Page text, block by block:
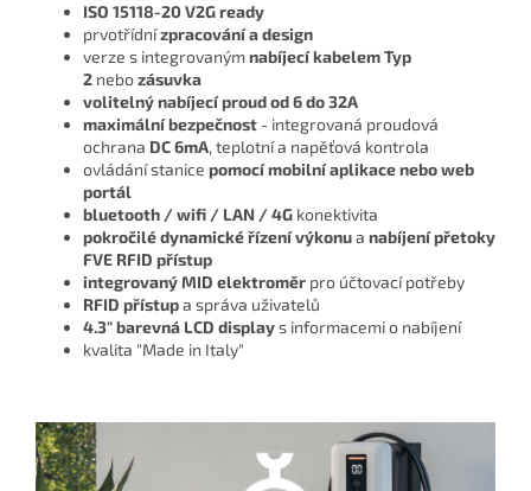
ISO 15118-20 V2G ready
prvotřídnízpracování a design
verze s integrovanýmnabíjecí kabelem Typ
2 nebozásuvka
volitelný nabíjecí proud od 6 do 32A
maximální bezpečnost - integrovaná proudová
ochrana DC 6mA, teplotní a napěťová kontrola
ovládání stanice pomocí mobilní aplikace nebo web
portál
bluetooth / wifi / LAN / 4G konektivita
pokročilé dynamické řízení výkonua nabíjení přetoky
FVE RFID přístup
integrovaný MID elektroměr pro účtovací potřeby
RFID přístupa správa uživatelů
4.3" barevná LCD displays informacemi o nabíjení
kvalita "Made in Italy"